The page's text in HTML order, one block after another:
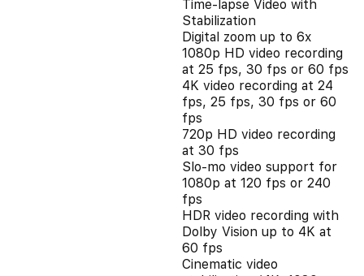
Time-lapse Video with
Stabilization
Digital zoom up to 6x
1080p HD video recording
at 25 fps, 30 fps or 60 fps
4K video recording at 24
fps, 25 fps, 30 fps or 60
fps
720p HD video recording
at 30 fps
Slo‑mo video support for
1080p at 120 fps or 240
fps
HDR video recording with
Dolby Vision up to 4K at
60 fps
Cinematic video